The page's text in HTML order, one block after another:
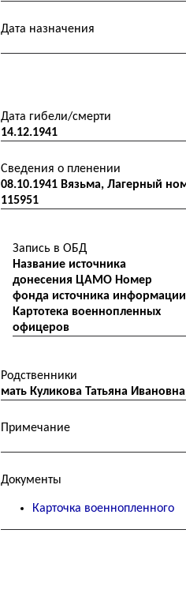
Дата назначения
Дата гибели/смерти
14.12.1941
Сведения о пленении
08.10.1941 Вязьма, Лагерный
115951
Запись в ОБД
Название источника
донесения ЦАМО Номер
фонда источника информации
Картотека военнопленных
офицеров
Родственники
мать Куликова Татьяна
Примечание
Документы
Карточка военнопленного